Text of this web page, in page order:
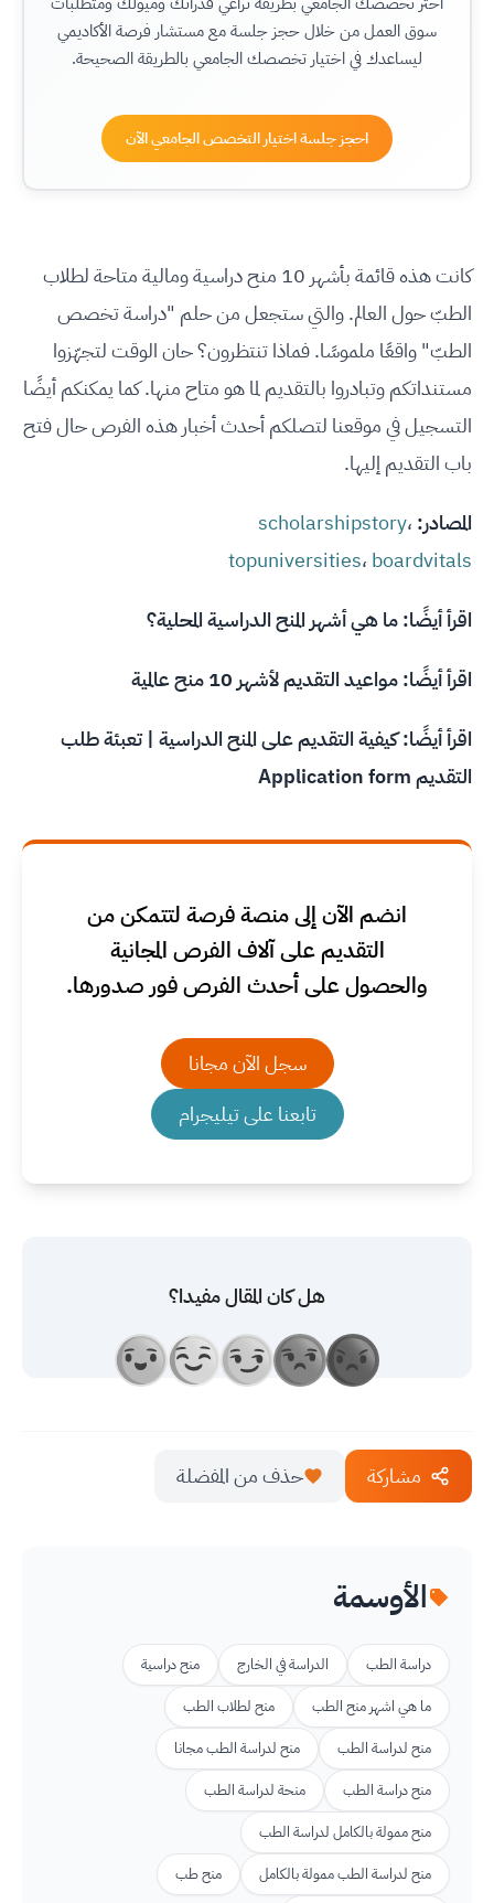
سوق العمل من خلال حجز جلسة مع مستشار فرصة الأكاديمي
ليساعدك في اختيار تخصصك الجامعي بالطريقة الصحيحة.
احجز جلسة اختيار التخصص الجامعي الآن
كانت هذه قائمة بأشهر 10 منح دراسية ومالية متاحة لطلاب
الطبّ حول العالم. والتي ستجعل من حلم "دراسة تخصص
الطبّ" واقعًا ملموسًا. فماذا تنتظرون؟ حان الوقت لتجهّزوا
مستنداتكم وتبادروا بالتقديم لما هو متاح منها. كما يمكنكم أيضًا
التسجيل في موقعنا لتصلكم أحدث أخبار هذه الفرص حال فتح
باب التقديم إليها.
المصادر: scholarshipstory،
topuniversities، boardvitals
اقرأ أيضًا:ما هي أشهر المنح الدراسية المحلية؟
اقرأ أيضًا:مواعيد التقديم لأشهر 10 منح عالمية
اقرأ أيضًا:كيفية التقديم على المنح الدراسية | تعبئة طلب
التقديم Application form
انضم الآن إلى منصة فرصة لتتمكن من
التقديم على آلاف الفرص المجانية
والحصول على أحدث الفرص فور صدورها.
سجل الآن مجانا
تابعنا على تيليجرام
هل كان المقال مفيدا؟
مشاركة حذف من المفضلة
الأوسمة
دراسة الطب الدراسة في الخارج
منح دراسية
ما هي اشهر منح الطب
منح لطلاب الطب
منح لدراسة الطب
منح لدراسة الطب مجانا
منح دراسة الطب
منحة لدراسة الطب
منح ممولة بالكامل لدراسة الطب
منح لدراسة الطب ممولة بالكامل
منح طب